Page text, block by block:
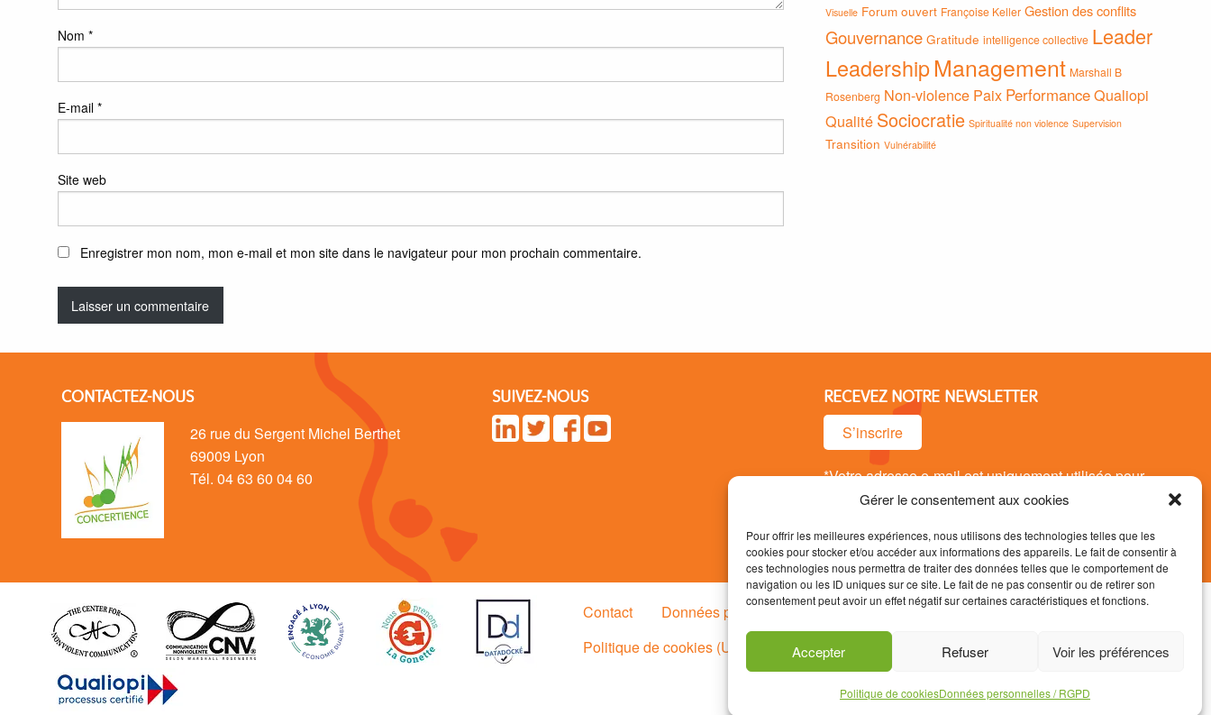
Gérer le consentement aux cookies
Pour offrir les meilleures expériences, nous utilisons des technologies telles que les
cookies pour stocker et/ou accéder aux informations des appareils. Le fait de consentir à
ces technologies nous permettra de traiter des données telles que le comportement de
navigation ou les ID uniques sur ce site. Le fait de ne pas consentir ou de retirer son
consentement peut avoir un effet négatif sur certaines caractéristiques et fonctions.
Accepter Refuser Voir les préférences
Politique de cookiesDonnées personnelles / RGPD
Nom *
E-mail *
Site web
Enregistrer mon nom, mon e-mail et mon site dans le navigateur pour mon prochain commentaire.
Visuelle Forum ouvert Françoise Keller Gestion des conflits
Gouvernance Gratitude intelligence collective Leader
LeadershipManagement Marshall B
Rosenberg Non-violence Paix PerformanceQualiopi
Qualité Sociocratie Spiritualité non violence Supervision
Transition Vulnérabilité
CONTACTEZ-NOUS
26 rue du Sergent Michel Berthet
69009 Lyon
Tél. 04 63 60 04 60
SUIVEZ-NOUS RECEVEZ NOTRE NEWSLETTER
S’inscrire
*Votre adresse e-mail est uniquement utilisée pour
vous envoyer notre newsletter. Vous pouvez vous
Contact Données personnelles / RGPD
Mentions légales
Politique de cookies (UE)